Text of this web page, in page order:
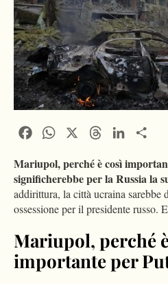
FacebookWhatsApp ThreadsLinkedIn
Mariupol, perché è così
significherebbe per la Russia la
addirittura, la città ucraina sarebbe
ossessione per il presidente russo.
Mariupol, perché
importante per